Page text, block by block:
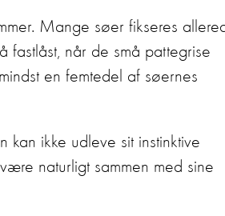
Mange søer fikseres
når de små pattegrise
en femtedel af søernes
ikke udleve sit instinktive
naturligt sammen med sine